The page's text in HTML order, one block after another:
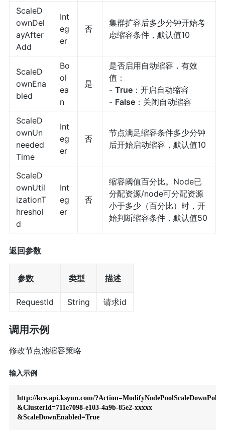
ScaleD
ownDel
ayAfter
Add
Int
eg
er
否
集群扩容后多少分钟开始考
虑缩容条件，默认值10
ScaleD
ownEna
bled
Bo
ol
ea
n
是
是否启用自动缩容，有效
值：
- True：开启自动缩容
- False：关闭自动缩容
ScaleD
ownUn
needed
Time
Int
eg
er
否
节点满足缩容条件多少分钟
后开始启动缩容，默认值10
ScaleD
ownUtil
izationT
hreshol
d
Int
eg
er
否
缩容阈值百分比。Node已
分配资源/node可分配资源
小于多少（百分比）时，开
始判断缩容条件，默认值50
返回参数
参数 类型 描述
RequestId String 请求id
调用示例
修改节点池缩容策略
输入示例
http://kce.api.ksyun.com/
&ClusterId=711e7098-e103-4a9b-85e2-xxxxx
&ScaleDownEnabled=True